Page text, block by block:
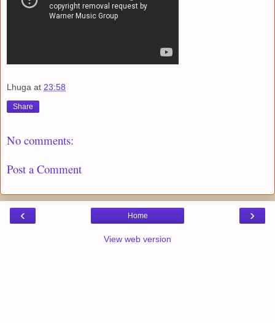
Lhuga at 23:58
Share
No comments:
Post a Comment
‹ ›
Home
View web version